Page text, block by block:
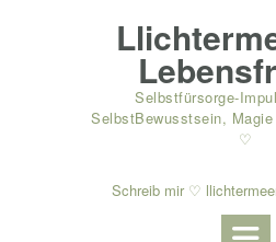
Selbstfürsorge-
SelbstBewusstsein,
♡
Schreib mir ♡